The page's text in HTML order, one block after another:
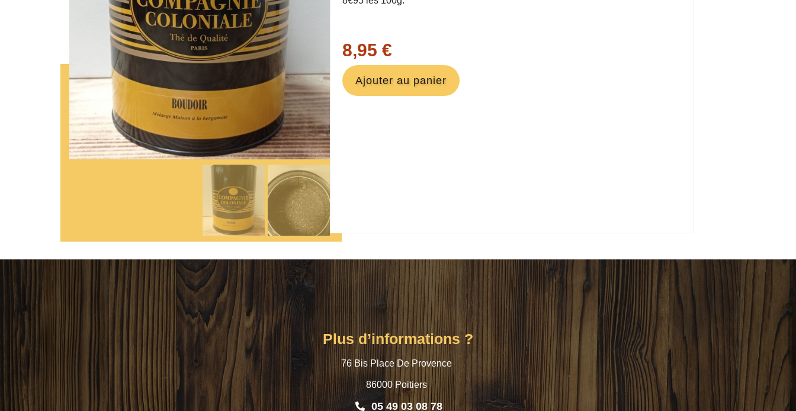
8,95 €
Ajouter au panier
Plus d’informations ?
76 Bis Place De Provence
86000 Poitiers
05 49 03 08 78